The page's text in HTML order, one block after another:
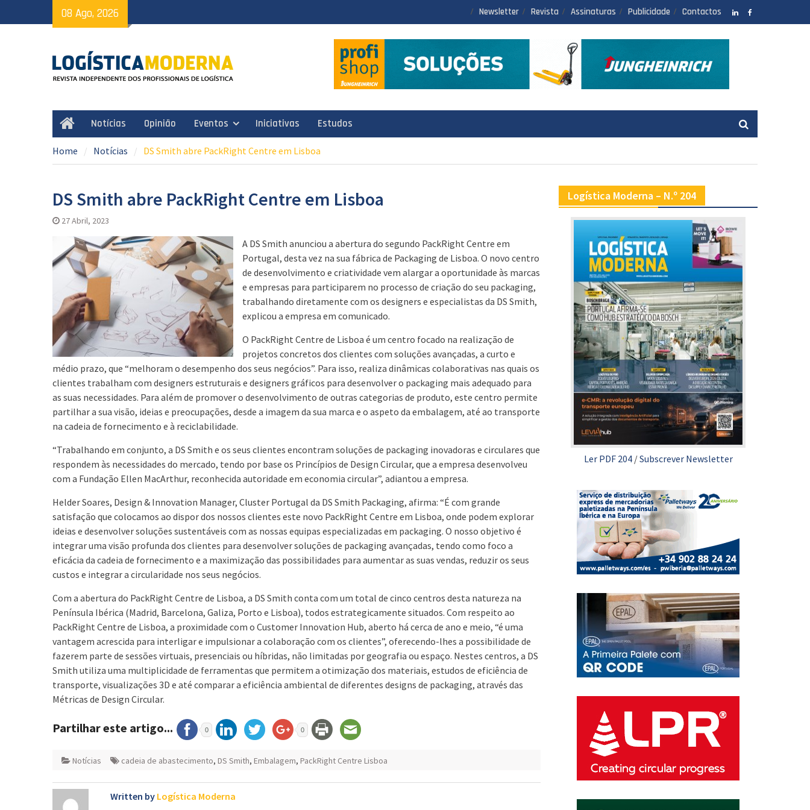
to
08 Ago, 2026 Newsletter Revista Assinaturas Publicidade Contactos
HomeNotícias Opinião Eventos Iniciativas Estudos
Home Notícias DS Smith abre PackRight Centre em Lisboa
DS Smith abre PackRight Centre em Lisboa
27 Abril, 2023
A DS Smith anunciou a abertura do segundo PackRight Centre em
Portugal, desta vez na sua fábrica de Packaging de Lisboa. O novo centro
de desenvolvimento e criatividade vem alargar a oportunidade às marcas
e empresas para participarem no processo de criação do seu packaging,
trabalhando diretamente com os designers e especialistas da DS Smith,
explicou a empresa em comunicado.
O PackRight Centre de Lisboa é um centro focado na realização de
projetos concretos dos clientes com soluções avançadas, a curto e
médio prazo, que “melhoram o desempenho dos seus negócios”. Para isso, realiza dinâmicas colaborativas nas quais os
clientes trabalham com designers estruturais e designers gráficos para desenvolver o packaging mais adequado para
as suas necessidades. Para além de promover o desenvolvimento de outras categorias de produto, este centro permite
partilhar a sua visão, ideias e preocupações, desde a imagem da sua marca e o aspeto da embalagem, até ao transporte
na cadeia de fornecimento e à reciclabilidade.
“Trabalhando em conjunto, a DS Smith e os seus clientes encontram soluções de packaging inovadoras e circulares que
respondem às necessidades do mercado, tendo por base os Princípios de Design Circular, que a empresa desenvolveu
com a Fundação Ellen MacArthur, reconhecida autoridade em economia circular”, adiantou a empresa.
Helder Soares, Design & Innovation Manager, Cluster Portugal da DS Smith Packaging, afirma: “É com grande
satisfação que colocamos ao dispor dos nossos clientes este novo PackRight Centre em Lisboa, onde podem explorar
ideias e desenvolver soluções sustentáveis com as nossas equipas especializadas em packaging. O nosso objetivo é
integrar uma visão profunda dos clientes para desenvolver soluções de packaging avançadas, tendo como foco a
eficácia da cadeia de fornecimento e a maximização das possibilidades para aumentar as suas vendas, reduzir os seus
custos e integrar a circularidade nos seus negócios.
Com a abertura do PackRight Centre de Lisboa, a DS Smith conta com um total de cinco centros desta natureza na
Península Ibérica (Madrid, Barcelona, Galiza, Porto e Lisboa), todos estrategicamente situados. Com respeito ao
PackRight Centre de Lisboa, a proximidade com o Customer Innovation Hub, aberto há cerca de ano e meio, “é uma
vantagem acrescida para interligar e impulsionar a colaboração com os clientes”, oferecendo-lhes a possibilidade de
fazerem parte de sessões virtuais, presenciais ou híbridas, não limitadas por geografia ou espaço. Nestes centros, a DS
Smith utiliza uma multiplicidade de ferramentas que permitem a otimização dos materiais, estudos de eficiência de
transporte, visualizações 3D e até comparar a eficiência ambiental de diferentes designs de packaging, através das
Métricas de Design Circular.
Partilhar este artigo... 0 0
Notícias cadeia de abastecimento, DS Smith, Embalagem, PackRight Centre Lisboa
Written by Logística Moderna
Logística Moderna – N.º 204
Ler PDF 204/Subscrever Newsletter